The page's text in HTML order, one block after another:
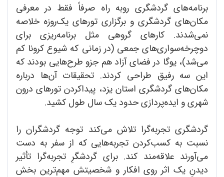
برنامه‌های گردشگری روبه ‌راه صرفاً فقط در معرفی
مکان‌های گردشگری و برگزاری تورهای یک‌روزه خلاصه
نمی‌شدند. کارهای گروهی مثل برنامه‌ریزی برای
دوچرخه‌سواری‌های جمعی (در زمانی که شیوع کرونا کم
می‌شد)، یوگا در فضای آزاد هم جزو طرح‌هایی بودند که
این سه رفیق طراحی کردند. تحقیقات آن‌ها درباره
مکان‌های گردشگری استان یزد، پیداکردن تورهای درون
شهری و ایده‌پردازی حدود یک سال طول کشید.
گردشگری تجربه‌گرا تلاش می‌کند توجه گردشگران را
نسبت به کسب‌کردن تجربه‌هایی که از سفر به دست
می‌آورند علاقه‌مند کند. برای گردشگرِ تجربه‌گرا تأثیر
دیدنِ یک اثر روی افکار و شخصیتش مهم‌ترین بخش